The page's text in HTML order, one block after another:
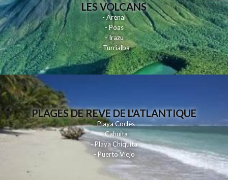
LES VOLCANS
- Arenal
- Poas
- Irazu
- Turrialba
PLAGES DE REVE DE L'ATLANTIQUE
- Playa Coclès
- Cahuita
- Playa Chiquita
- Puerto Viejo